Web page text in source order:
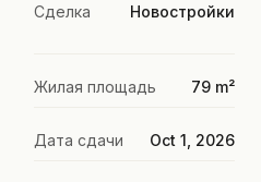
Сделка Новостройки
Жилая площадь 79 m²
Дата сдачи Oct 1, 2026